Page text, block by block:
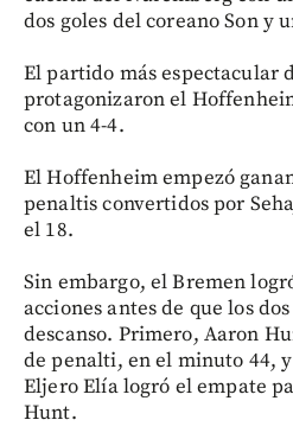
dos goles del coreano Son y
El partido más espectacular
protagonizaron el
con un 4-4.
El Hoffenheim empezó
penaltis convertidos por
el 18.
Sin embargo, el Bremen
acciones antes de que los
descanso. Primero, Aaron
de penalti, en el minuto 44,
Eljero Elía logró el empate
Hunt.